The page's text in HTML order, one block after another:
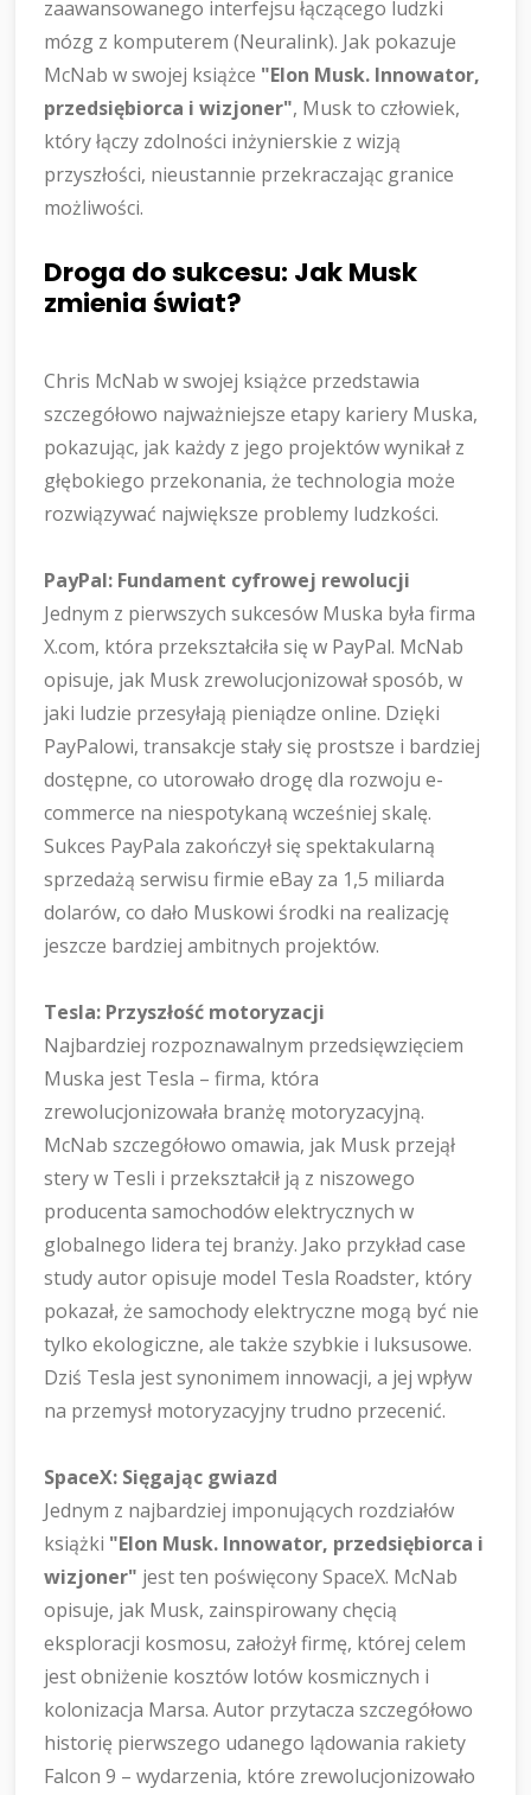
zaawansowanego interfejsu łączącego ludzki
mózg z komputerem (Neuralink). Jak pokazuje
McNab w swojej książce "Elon Musk. Innowator,
przedsiębiorca i wizjoner", Musk to człowiek,
który łączy zdolności inżynierskie z wizją
przyszłości, nieustannie przekraczając granice
możliwości.
Droga do sukcesu: Jak Musk
zmienia świat?
Chris McNab w swojej książce przedstawia
szczegółowo najważniejsze etapy kariery Muska,
pokazując, jak każdy z jego projektów wynikał z
głębokiego przekonania, że technologia może
rozwiązywać największe problemy ludzkości.
PayPal: Fundament cyfrowej rewolucji
Jednym z pierwszych sukcesów Muska była firma
X.com, która przekształciła się w PayPal. McNab
opisuje, jak Musk zrewolucjonizował sposób, w
jaki ludzie przesyłają pieniądze online. Dzięki
PayPalowi, transakcje stały się prostsze i bardziej
dostępne, co utorowało drogę dla rozwoju e-
commerce na niespotykaną wcześniej skalę.
Sukces PayPala zakończył się spektakularną
sprzedażą serwisu firmie eBay za 1,5 miliarda
dolarów, co dało Muskowi środki na realizację
jeszcze bardziej ambitnych projektów.
Tesla: Przyszłość motoryzacji
Najbardziej rozpoznawalnym przedsięwzięciem
Muska jest Tesla – firma, która
zrewolucjonizowała branżę motoryzacyjną.
McNab szczegółowo omawia, jak Musk przejął
stery w Tesli i przekształcił ją z niszowego
producenta samochodów elektrycznych w
globalnego lidera tej branży. Jako przykład case
study autor opisuje model Tesla Roadster, który
pokazał, że samochody elektryczne mogą być nie
tylko ekologiczne, ale także szybkie i luksusowe.
Dziś Tesla jest synonimem innowacji, a jej wpływ
na przemysł motoryzacyjny trudno przecenić.
SpaceX: Sięgając gwiazd
Jednym z najbardziej imponujących rozdziałów
książki "Elon Musk. Innowator, przedsiębiorca i
wizjoner" jest ten poświęcony SpaceX. McNab
opisuje, jak Musk, zainspirowany chęcią
eksploracji kosmosu, założył firmę, której celem
jest obniżenie kosztów lotów kosmicznych i
kolonizacja Marsa. Autor przytacza szczegółowo
historię pierwszego udanego lądowania rakiety
Falcon 9 – wydarzenia, które zrewolucjonizowało